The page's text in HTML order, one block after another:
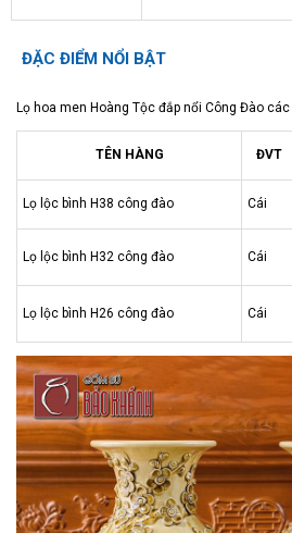
ĐẶC ĐIỂM NỔI BẬT
Lọ hoa men Hoàng Tộc đắp nổi Công Đào
TÊN HÀNG ĐVT
Lọ lộc bình H38 công đào Cái
Lọ lộc bình H32 công đào Cái
Lọ lộc bình H26 công đào Cái